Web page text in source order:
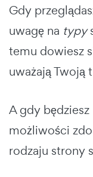
Gdy
uwagę na typy
temu dowiesz
uważają Twoją
A gdy
możliwości
rodzaju strony